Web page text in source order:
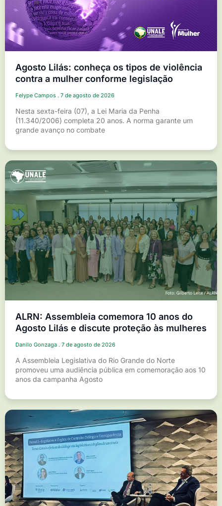
Agosto Lilás: conheça os tipos de violência
contra a mulher conforme legislação
Felype Campos 7 de agosto de 2026
Nesta sexta-feira (07), a Lei Maria da Penha
(11.340/2006) completa 20 anos. A norma garante um
grande avanço no combate
ALRN: Assembleia comemora 10 anos do
Agosto Lilás e discute proteção às mulheres
Danilo Gonzaga 7 de agosto de 2026
A Assembleia Legislativa do Rio Grande do Norte
promoveu uma audiência pública em comemoração aos 10
anos da campanha Agosto